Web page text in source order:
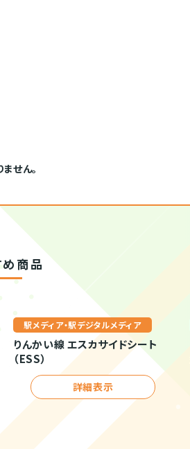
せん。
め商品
駅メディア・駅デジタルメディア
りんかい線 エスカサイドシート
（ESS）
詳細表示